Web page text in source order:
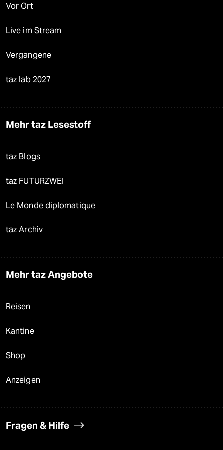
Vor Ort
Live im Stream
Vergangene
taz lab 2027
Mehr taz Lesestoff
taz Blogs
taz FUTURZWEI
Le Monde diplomatique
taz Archiv
Mehr taz Angebote
Reisen
Kantine
Shop
Anzeigen
Fragen & Hilfe